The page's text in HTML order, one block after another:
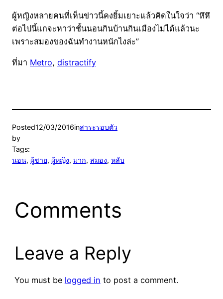
ผู้หญิงหลายคนที่เห็นข่าวนี้คงยิ้มเยาะแล้วคิดในใจว่า “หึหึ
ต่อไปนี้แกจะหาว่าชั้นนอนกินบ้านกินเมืองไม่ได้แล้วนะ
เพราะสมองของฉันทำงานหนักไงล่ะ”
ที่มา Metro, distractify
Posted12/03/2016inสาระรอบตัว
by
Tags:
นอน, ผู้ชาย, ผู้หญิง, มาก, สมอง, หลับ
Comments
Leave a Reply
You must be logged in to post a comment.